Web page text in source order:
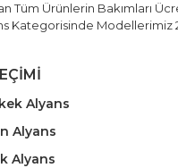
Tüm Ürünlerin Bakımları
Kategorisinde Modellerimiz
Kolye ve Bileklik
Alyans
Alyans
Alyans